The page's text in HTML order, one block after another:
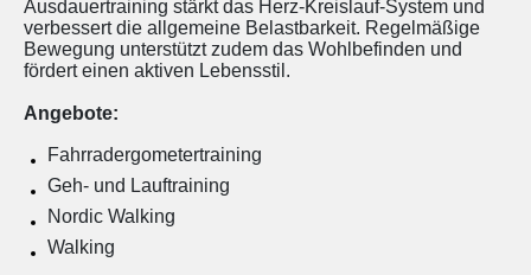
Ausdauertraining stärkt das Herz-Kreislauf-System und
verbessert die allgemeine Belastbarkeit. Regelmäßige
Bewegung unterstützt zudem das Wohlbefinden und
fördert einen aktiven Lebensstil.
Angebote:
Fahrradergometertraining
Geh- und Lauftraining
Nordic Walking
Walking